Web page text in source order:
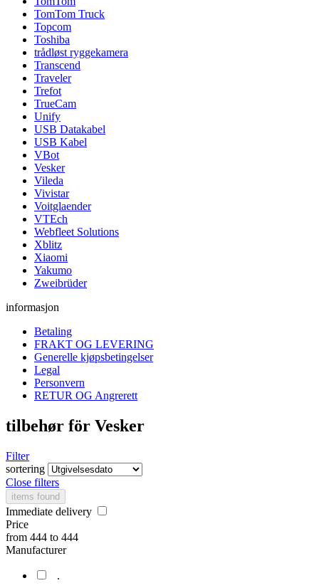
TomTom Truck
Topcom
Toshiba
trådløst ryggekamera
Transcend
Traveler
Trefot
TrueCam
Unify
USB Datakabel
USB Kabel
VBot
Vesker
Vileda
Vivistar
Voitglaender
VTEch
Webfleet Solutions
Xblitz
Xiaomi
Yakumo
Zweibrüder
informasjon
Betaling
FRAKT OG LEVERING
Generelle kjøpsbetingelser
Legal
Personvern
RETUR OG Angrerett
tilbehør för Vesker
Filter
sortering
Close filters
items found
Immediate delivery
Price
from 444 to 444
Manufacturer
.